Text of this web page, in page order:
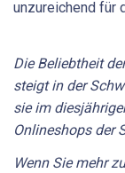
unzureichend für
Die Beliebtheit
steigt in der
sie im
Onlineshops der
Wenn Sie mehr